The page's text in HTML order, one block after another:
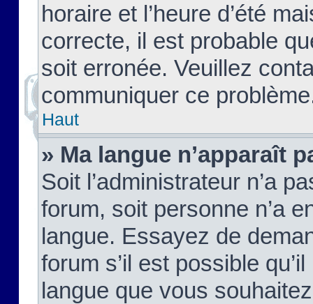
horaire et l’heure d’été
correcte, il est probable
soit erronée. Veuillez
communiquer ce
Haut
» Ma langue n’apparaît
Soit l’administrateur n’a
forum, soit personne n’a
langue. Essayez de
forum s’il est possible
langue que vous